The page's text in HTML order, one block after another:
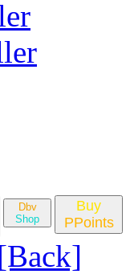
Dbv
Shop
Buy
PPoints